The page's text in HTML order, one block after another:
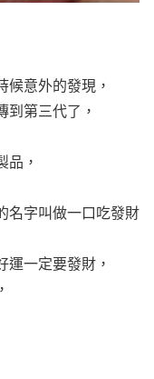
意外的發現，
到第三代了，
品，
名字叫做一口吃發財
一定要發財，